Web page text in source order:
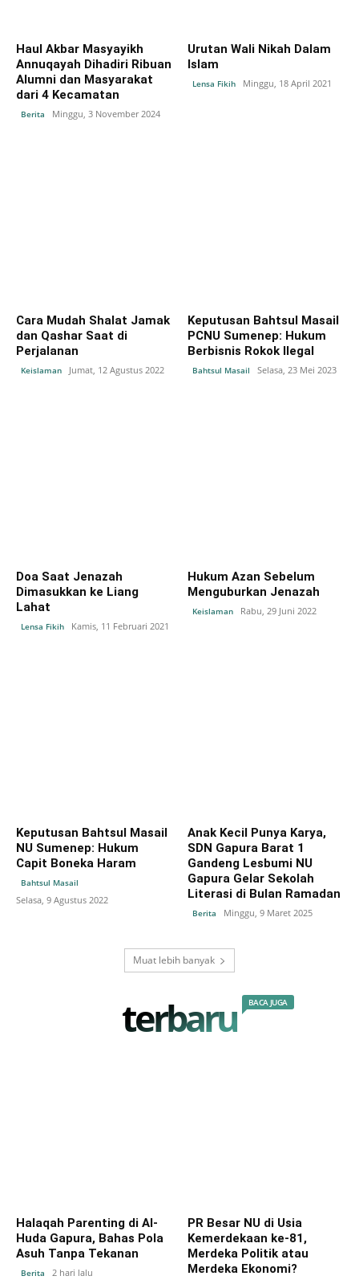
Haul Akbar Masyayikh
Annuqayah Dihadiri Ribuan
Alumni dan Masyarakat
dari 4 Kecamatan
Berita Minggu, 3 November 2024
Urutan Wali Nikah Dalam
Islam
Lensa Fikih Minggu, 18 April 2021
Cara Mudah Shalat Jamak
dan Qashar Saat di
Perjalanan
Keislaman Jumat, 12 Agustus 2022
Keputusan Bahtsul Masail
PCNU Sumenep: Hukum
Berbisnis Rokok Ilegal
Bahtsul Masail Selasa, 23 Mei 2023
Doa Saat Jenazah
Dimasukkan ke Liang
Lahat
Lensa Fikih Kamis, 11 Februari 2021
Hukum Azan Sebelum
Menguburkan Jenazah
Keislaman Rabu, 29 Juni 2022
Keputusan Bahtsul Masail
NU Sumenep: Hukum
Capit Boneka Haram
Bahtsul Masail
Selasa, 9 Agustus 2022
Anak Kecil Punya Karya,
SDN Gapura Barat 1
Gandeng Lesbumi NU
Gapura Gelar Sekolah
Literasi di Bulan Ramadan
Berita Minggu, 9 Maret 2025
Muat lebih banyak
terbaru BACA JUGA
Halaqah Parenting di Al-
Huda Gapura, Bahas Pola
Asuh Tanpa Tekanan
Berita 2 hari lalu
PR Besar NU di Usia
Kemerdekaan ke-81,
Merdeka Politik atau
Merdeka Ekonomi?